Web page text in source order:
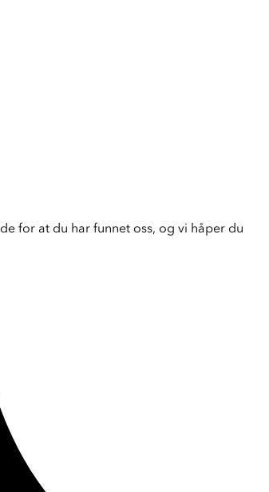
for at du har funnet oss, og vi håper du